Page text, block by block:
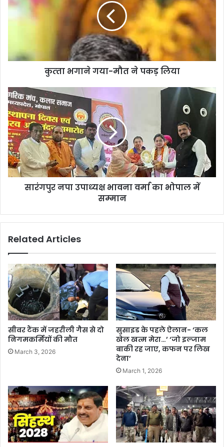
कुत्‍ता भगाने गया-मौत ने पकड़ लिया
सारंगपुर नपा उपाध्‍यक्ष भावना वर्मा का भोपाल में
सम्‍मान
Related Articles
सीवर टैंक में जहरीली गैस से दो
निगमकर्मियों की मौत
March 3, 2026
सुसाइड के पहले ऐलान- ‘कल
खेल खत्म मेरा…’ ‘जो इल्जाम
बाकी रह जाए, कफन पर लिख
देना’
March 1, 2026